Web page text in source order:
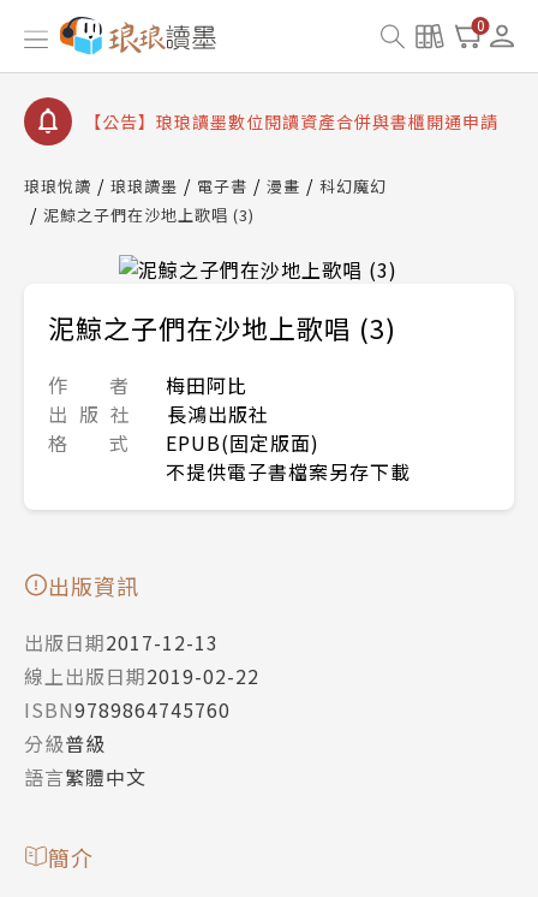
0
【公告】琅琅書店服務升級重要說明及資產合併結果
查詢
【公告】8/10、8/13 行動網路降速演練提醒
【公告】琅琅讀墨數位閱讀資產合併與書櫃開通申請
【公告】琅琅讀墨 3 分鐘完成書櫃開通與資產合併申
請圖文教學
【公告】琅琅書店服務升級重要說明及資產合併結果
查詢
【公告】8/10、8/13 行動網路降速演練提醒
琅琅悅讀 琅琅讀墨 電子書 漫畫
科幻魔幻
泥鯨之子們在沙地上歌唱 (3)
泥鯨之子們在沙地上歌唱 (3)
作 者
梅田阿比
出 版 社
長鴻出版社
格 式
EPUB(固定版面)
不提供電子書檔案另存下載
出版資訊
出版日期2017-12-13
線上出版日期2019-02-22
ISBN9789864745760
分級普級
語言繁體中文
簡介